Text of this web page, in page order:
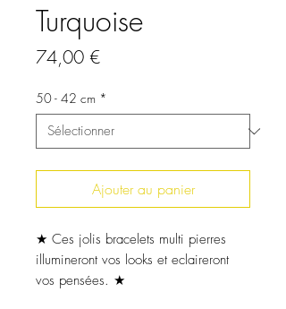
Turquoise
74,00 €Prix
50 - 42 cm *
Ajouter au panier
★ Ces jolis bracelets multi pierres
illumineront vos looks et eclaireront
vos pensées. ★